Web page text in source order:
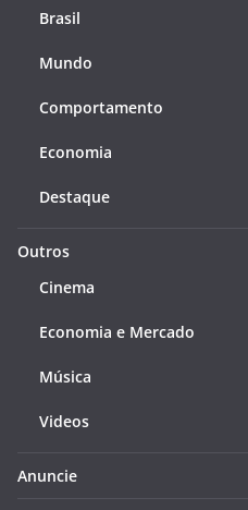
Brasil
Mundo
Comportamento
Economia
Destaque
Outros
Cinema
Economia e Mercado
Música
Videos
Anuncie